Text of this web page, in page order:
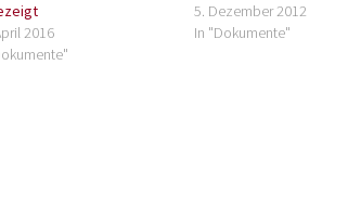
2016
5. Dezember 2012
In "Dokumente"